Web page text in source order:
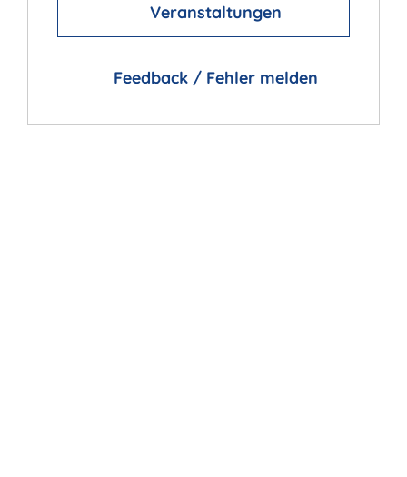
Veranstaltungen
Feedback / Fehler melden